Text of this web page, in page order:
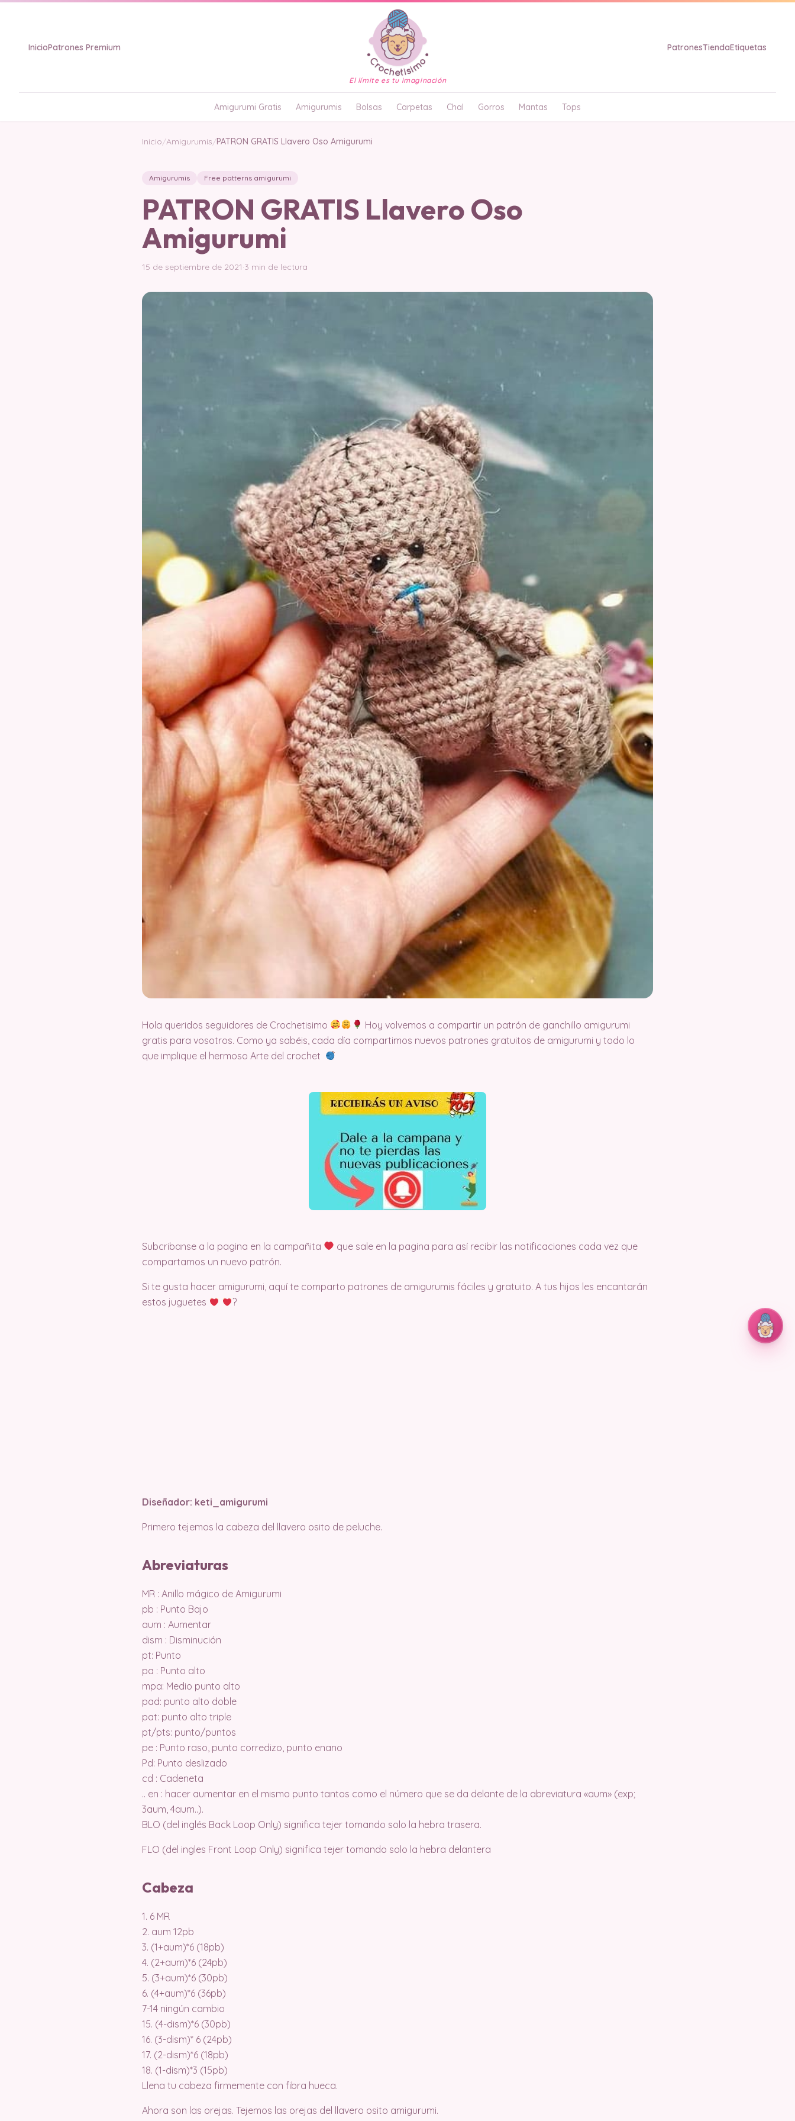
InicioPatrones Premium
El límite es tu imaginación
PatronesTiendaEtiquetas
Amigurumi Gratis Amigurumis Bolsas Carpetas Chal Gorros Mantas Tops
Inicio/Amigurumis/PATRON GRATIS Llavero Oso Amigurumi
Amigurumis Free patterns amigurumi
PATRON GRATIS Llavero Oso
Amigurumi
15 de septiembre de 2021·3 min de lectura
Hola queridos seguidores de Crochetisimo
Hoy volvemos a compartir un patrón de ganchillo amigurumi
gratis para vosotros. Como ya sabéis, cada día compartimos nuevos patrones gratuitos de amigurumi y todo lo
que implique el hermoso Arte del crochet
Subcribanse a la pagina en la campañita
que sale en la pagina para así recibir las notificaciones cada vez que
compartamos un nuevo patrón.
Si te gusta hacer amigurumi, aquí te comparto patrones de amigurumis fáciles y gratuito. A tus hijos les encantarán
estos juguetes
?
Diseñador: keti_amigurumi
Primero tejemos la cabeza del llavero osito de peluche.
Abreviaturas
MR : Anillo mágico de Amigurumi
pb : Punto Bajo
aum : Aumentar
dism : Disminución
pt: Punto
pa : Punto alto
mpa: Medio punto alto
pad: punto alto doble
pat: punto alto triple
pt/pts: punto/puntos
pe : Punto raso, punto corredizo, punto enano
Pd: Punto deslizado
cd : Cadeneta
.. en : hacer aumentar en el mismo punto tantos como el número que se da delante de la abreviatura «aum» (exp;
3aum, 4aum..).
BLO (del inglés Back Loop Only) significa tejer tomando solo la hebra trasera.
FLO (del ingles Front Loop Only) significa tejer tomando solo la hebra delantera
Cabeza
1. 6 MR
2. aum 12pb
3. (1+aum)*6 (18pb)
4. (2+aum)*6 (24pb)
5. (3+aum)*6 (30pb)
6. (4+aum)*6 (36pb)
7-14 ningún cambio
15. (4-dism)*6 (30pb)
16. (3-dism)* 6 (24pb)
17. (2-dism)*6 (18pb)
18. (1-dism)*3 (15pb)
Llena tu cabeza firmemente con fibra hueca.
Ahora son las orejas. Tejemos las orejas del llavero osito amigurumi.